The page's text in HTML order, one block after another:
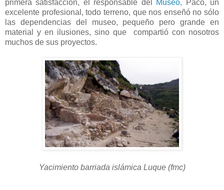
primera satisfacción, el responsable del
Museo, Paco, un
excelente profesional, todo terreno, que nos enseñó no sólo
las dependencias del museo, pequeño pero grande en
material y en ilusiones, sino que compartió con nosotros
muchos de sus proyectos.
Yacimiento barriada islámica Luque (fmc)